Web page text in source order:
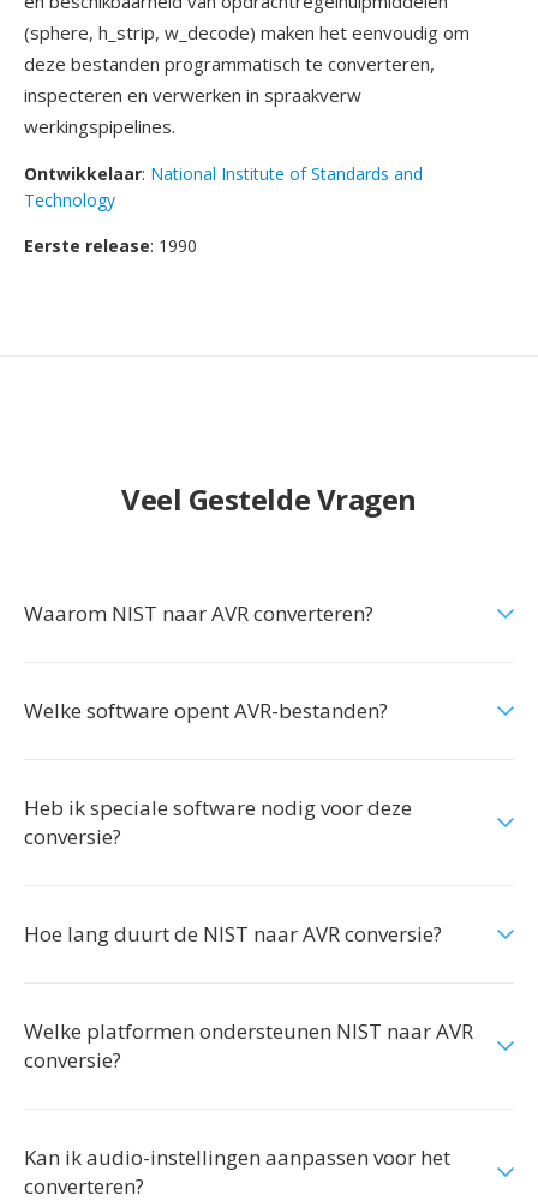
(sphere, h_strip, w_decode) maken het eenvoudig om
deze bestanden programmatisch te converteren,
inspecteren en verwerken in spraakverw
werkingspipelines.
Ontwikkelaar: National Institute of Standards and
Technology
Eerste release: 1990
Veel Gestelde Vragen
Waarom NIST naar AVR converteren?
Welke software opent AVR-bestanden?
Heb ik speciale software nodig voor deze
conversie?
Hoe lang duurt de NIST naar AVR conversie?
Welke platformen ondersteunen NIST naar AVR
conversie?
Kan ik audio-instellingen aanpassen voor het
converteren?